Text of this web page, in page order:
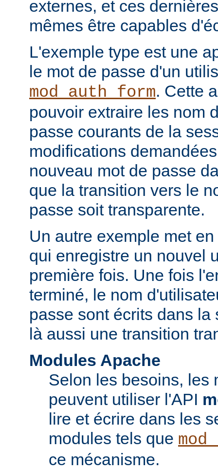
externes, et ces
mêmes être capables
L'exemple type est une
le mot de passe d'un
mod_auth_form. Cette
pouvoir extraire les nom
passe courants de la
modifications
nouveau mot de passe
que la transition vers le
passe soit transparente.
Un autre exemple met
qui enregistre un nouvel
première fois. Une fois
terminé, le nom
passe sont écrits dans
là aussi une transition
Modules Apache
Selon les besoins, les
peuvent utiliser l'API
lire et écrire dans les
modules tels que
ce mécanisme.